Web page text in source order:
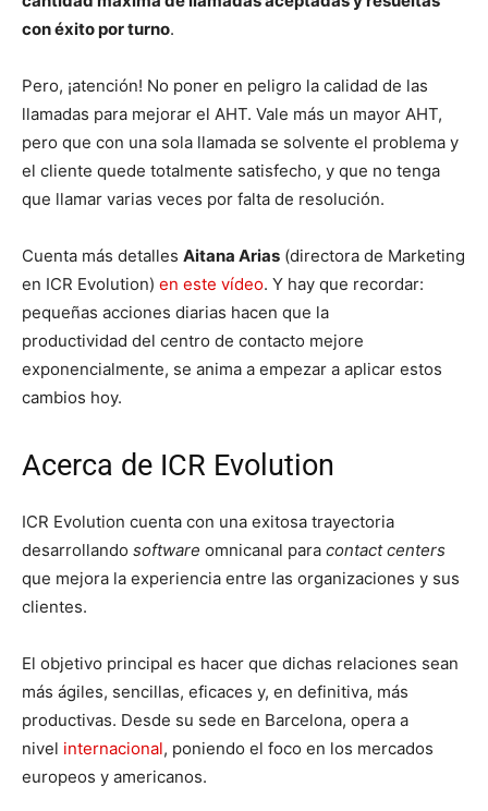
con éxito por turno.
Pero, ¡atención! No poner en peligro la calidad de las
llamadas para mejorar el AHT. Vale más un mayor AHT,
pero que con una sola llamada se solvente el problema y
el cliente quede totalmente satisfecho, y que no tenga
que llamar varias veces por falta de resolución.
Cuenta más detalles Aitana Arias (directora de Marketing
en ICR Evolution) en este vídeo. Y hay que recordar:
pequeñas acciones diarias hacen que la
productividad del centro de contacto mejore
exponencialmente, se anima a empezar a aplicar estos
cambios hoy.
Acerca de ICR Evolution
ICR Evolution cuenta con una exitosa trayectoria
desarrollando software omnicanal para contact centers
que mejora la experiencia entre las organizaciones y sus
clientes.
El objetivo principal es hacer que dichas relaciones sean
más ágiles, sencillas, eficaces y, en definitiva, más
productivas. Desde su sede en Barcelona, opera a
nivel internacional, poniendo el foco en los mercados
europeos y americanos.